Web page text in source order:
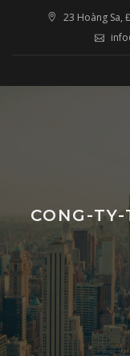
23 Hoàng Sa,
CONG-